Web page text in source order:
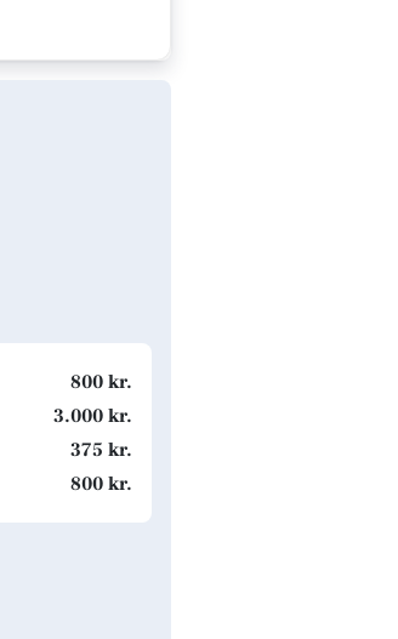
800 kr.
3.000 kr.
375 kr.
800 kr.